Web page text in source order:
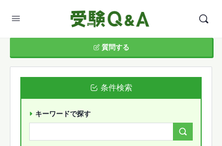
質問する
条件検索
キーワードで探す